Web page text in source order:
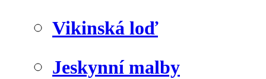
Vikinská loď
Jeskynní malby